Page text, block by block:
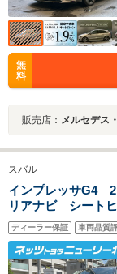
無
料
販売店： メルセデス
スバル
インプレッサG4
リアナビ シート
ディーラー保証 車両品質